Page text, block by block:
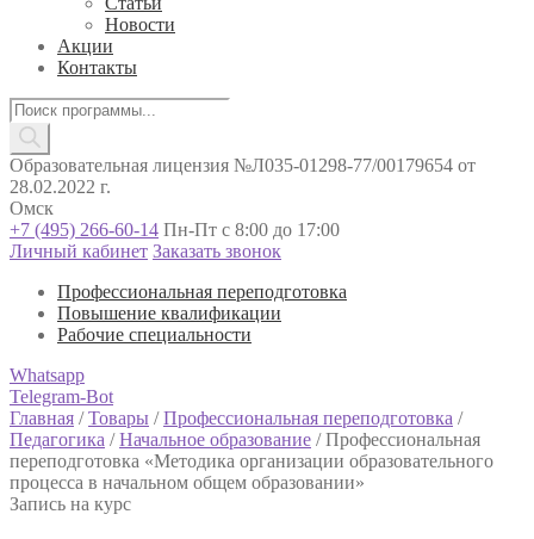
Новости
Акции
Контакты
Поиск
товаров
Образовательная лицензия №Л035-01298-77/00179654 от
28.02.2022 г.
Омск
+7 (495) 266-60-14 Пн-Пт с 8:00 до 17:00
Личный кабинет Заказать звонок
Профессиональная переподготовка
Повышение квалификации
Рабочие специальности
Whatsapp
Telegram-Bot
Главная /Товары /Профессиональная переподготовка /
Педагогика /Начальное образование /Профессиональная
переподготовка «Методика организации образовательного
процесса в начальном общем образовании»
Запись на курс